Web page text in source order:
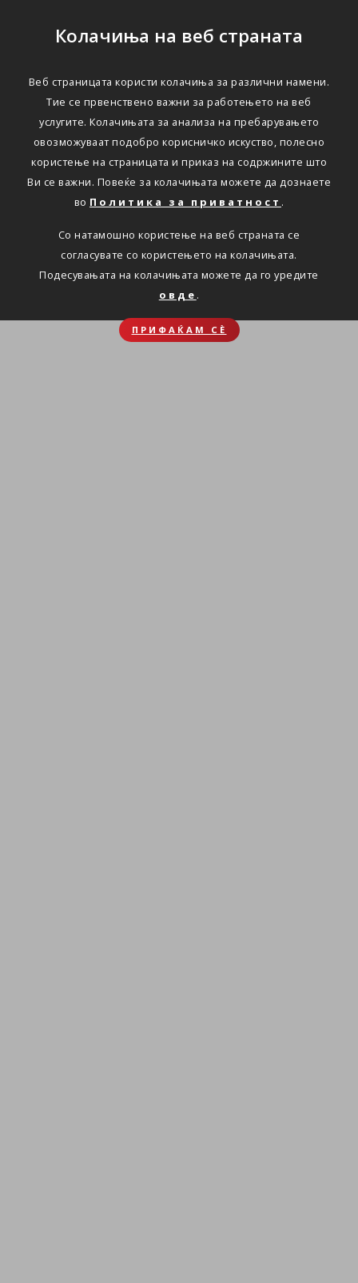
Колачиња на веб страната
Веб страницата користи колачиња за различни намени.
Тие се првенствено важни за работењето на веб
услугите. Колачињата за анализа на пребарувањето
овозможуваат подобро корисничко искуство, полесно
користење на страницата и приказ на содржините што
Ви се важни. Повеќе за колачињата можете да дознаете
во Политика за приватност .
Со натамошно користење на веб страната се
согласувате со користењето на колачињата.
Подесувањата на колачињата можете да го уредите
овде .
ПРИФАЌАМ СЀ